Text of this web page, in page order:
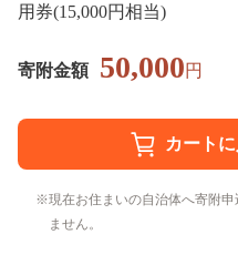
用券(15,000円相当)
寄附金額 50,000円
現在お住まいの自治体へ寄附
ません。